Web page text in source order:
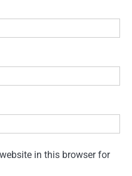
in this browser for